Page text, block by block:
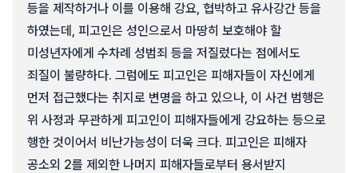
등을 제작하거나 이를 이용해 강요, 협박하고 유사강간 등을
하였는데, 피고인은 성인으로서 마땅히 보호해야 할
미성년자에게 수차례 성범죄 등을 저질렀다는 점에서도
죄질이 불량하다. 그럼에도 피고인은 피해자들이 자신에게
먼저 접근했다는 취지로 변명을 하고 있으나, 이 사건 범행은
위 사정과 무관하게 피고인이 피해자들에게 강요하는 등으로
행한 것이어서 비난가능성이 더욱 크다. 피고인은 피해자
공소외 2를 제외한 나머지 피해자들로부터 용서받지